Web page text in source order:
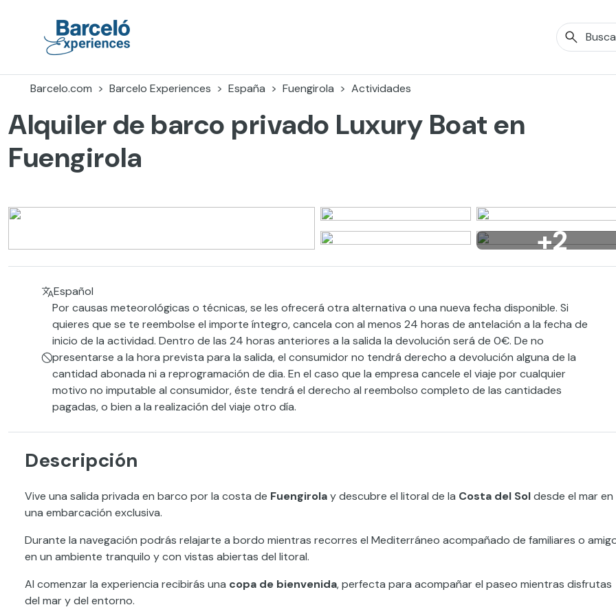
Barcelo.com
Barcelo Experiences España Fuengirola Actividades
Alquiler de barco privado Luxury Boat en
Fuengirola
+2
Español
Por causas meteorológicas o técnicas, se les ofrecerá otra alternativa o una nueva fecha disponible. Si
quieres que se te reembolse el importe íntegro, cancela con al menos 24 horas de antelación a la fecha de
inicio de la actividad. Dentro de las 24 horas anteriores a la salida la devolución será de 0€. De no
presentarse a la hora prevista para la salida, el consumidor no tendrá derecho a devolución alguna de la
cantidad abonada ni a reprogramación de dia. En el caso que la empresa cancele el viaje por cualquier
motivo no imputable al consumidor, éste tendrá el derecho al reembolso completo de las cantidades
pagadas, o bien a la realización del viaje otro día.
Descripción
Vive una salida privada en barco por la costa de Fuengirolay descubre el litoral de la Costa del Soldesde el mar en
una embarcación exclusiva.
Durante la navegación podrás relajarte a bordo mientras recorres el Mediterráneo acompañado de familiares o
en un ambiente tranquilo y con vistas abiertas del litoral.
Al comenzar la experiencia recibirás una copa de bienvenida, perfecta para acompañar el paseo mientras disfrutas
del mar y del entorno.